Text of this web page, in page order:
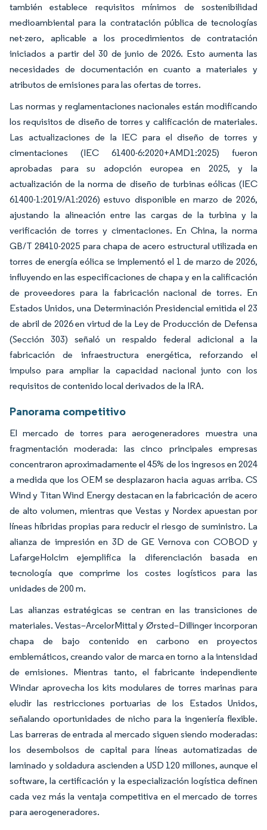
también establece requisitos mínimos de sostenibilidad
medioambiental para la contratación pública de tecnologías
net-zero, aplicable a los procedimientos de contratación
iniciados a partir del 30 de junio de 2026. Esto aumenta las
necesidades de documentación en cuanto a materiales y
atributos de emisiones para las ofertas de torres.
Las normas y reglamentaciones nacionales están modificando
los requisitos de diseño de torres y calificación de materiales.
Las actualizaciones de la IEC para el diseño de torres y
cimentaciones (IEC 61400-6:2020+AMD1:2025) fueron
aprobadas para su adopción europea en 2025, y la
actualización de la norma de diseño de turbinas eólicas (IEC
61400-1:2019/A1:2026) estuvo disponible en marzo de 2026,
ajustando la alineación entre las cargas de la turbina y la
verificación de torres y cimentaciones. En China, la norma
GB/T 28410-2025 para chapa de acero estructural utilizada en
torres de energía eólica se implementó el 1 de marzo de 2026,
influyendo en las especificaciones de chapa y en la calificación
de proveedores para la fabricación nacional de torres. En
Estados Unidos, una Determinación Presidencial emitida el 23
de abril de 2026 en virtud de la Ley de Producción de Defensa
(Sección 303) señaló un respaldo federal adicional a la
fabricación de infraestructura energética, reforzando el
impulso para ampliar la capacidad nacional junto con los
requisitos de contenido local derivados de la IRA.
Panorama competitivo
El mercado de torres para aerogeneradores muestra una
fragmentación moderada: las cinco principales empresas
concentraron aproximadamente el 45% de los ingresos en 2024
a medida que los OEM se desplazaron hacia aguas arriba. CS
Wind y Titan Wind Energy destacan en la fabricación de acero
de alto volumen, mientras que Vestas y Nordex apuestan por
líneas híbridas propias para reducir el riesgo de suministro. La
alianza de impresión en 3D de GE Vernova con COBOD y
LafargeHolcim ejemplifica la diferenciación basada en
tecnología que comprime los costes logísticos para las
unidades de 200 m.
Las alianzas estratégicas se centran en las transiciones de
materiales. Vestas–ArcelorMittal y Ørsted–Dillinger incorporan
chapa de bajo contenido en carbono en proyectos
emblemáticos, creando valor de marca en torno a la intensidad
de emisiones. Mientras tanto, el fabricante independiente
Windar aprovecha los kits modulares de torres marinas para
eludir las restricciones portuarias de los Estados Unidos,
señalando oportunidades de nicho para la ingeniería flexible.
Las barreras de entrada al mercado siguen siendo moderadas:
los desembolsos de capital para líneas automatizadas de
laminado y soldadura ascienden a USD 120 millones, aunque el
software, la certificación y la especialización logística definen
cada vez más la ventaja competitiva en el mercado de torres
para aerogeneradores.